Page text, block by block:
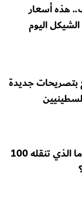
هذه أسعار
الشيكل اليوم
بتصريحات جديدة
تحذير حقوقي خطير.. ما الذي تنقله 100